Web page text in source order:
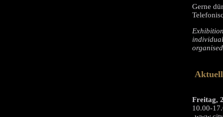
Gerne
Freitag,
10.00-